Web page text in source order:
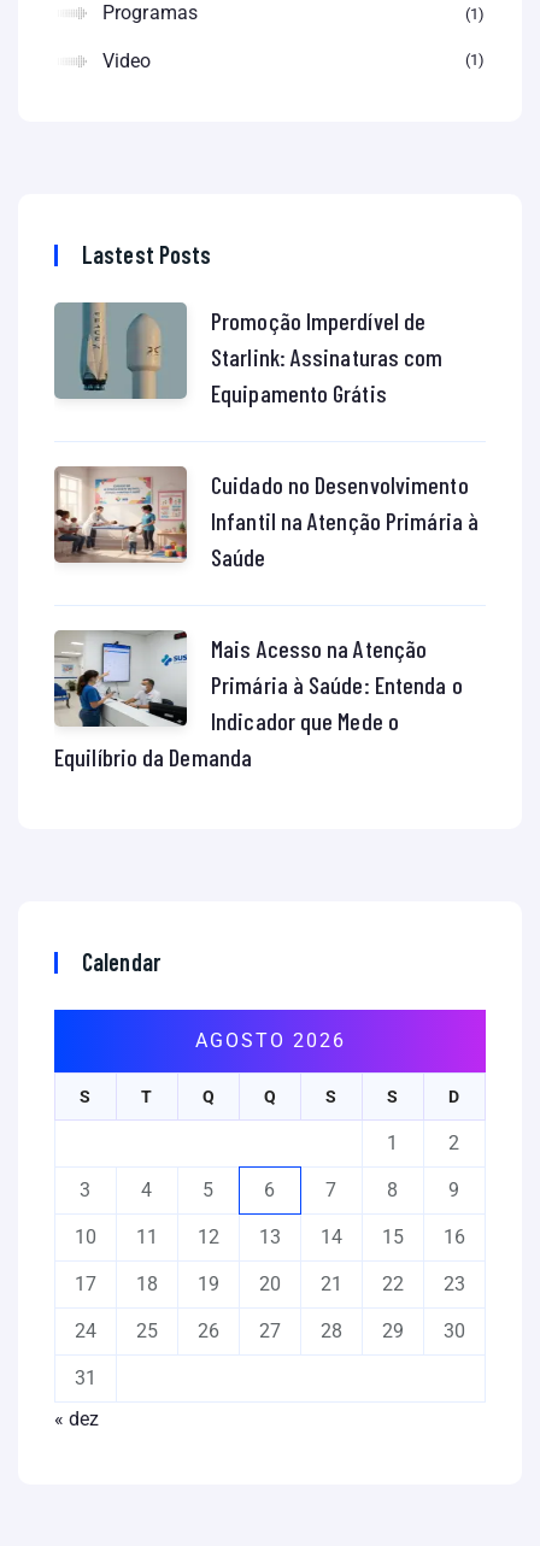
Programas 1
Video 1
Lastest Posts
Promoção Imperdível de
Starlink: Assinaturas com
Equipamento Grátis
Cuidado no Desenvolvimento
Infantil na Atenção Primária à
Saúde
Mais Acesso na Atenção
Primária à Saúde: Entenda o
Indicador que Mede o
Equilíbrio da Demanda
Calendar
AGOSTO 2026
S T Q Q S S D
1 2
3 4 5 6 7 8 9
10 11 12 13 14 15 16
17 18 19 20 21 22 23
24 25 26 27 28 29 30
31
« dez